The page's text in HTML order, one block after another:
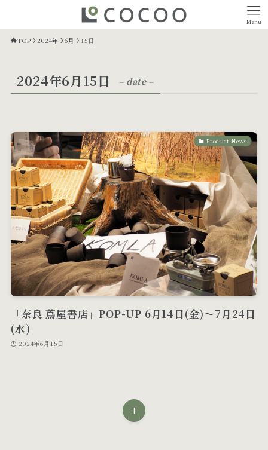
Menu
TOP 2024年 6月 15日
2024年6月15日 – date –
Product News
「奈良 蔦屋書店」POP-UP 6月14日(金)〜7月24日
(水)
2024年6月15日
1